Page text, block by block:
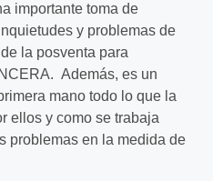
importante toma de
y problemas de
la posventa para
Además, es un
mano todo lo que la
ellos y como se trabaja
problemas en la medida de